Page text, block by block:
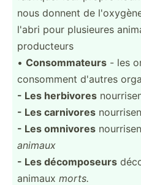
nous donnent de
l'abri pour plusieures
produc­teurs
• Consom­mateurs - les
consomment d'autres
- Les herbivores
- Les carnivores
- Les omnivores
animaux
- Les décomp­oseurs
animaux morts.